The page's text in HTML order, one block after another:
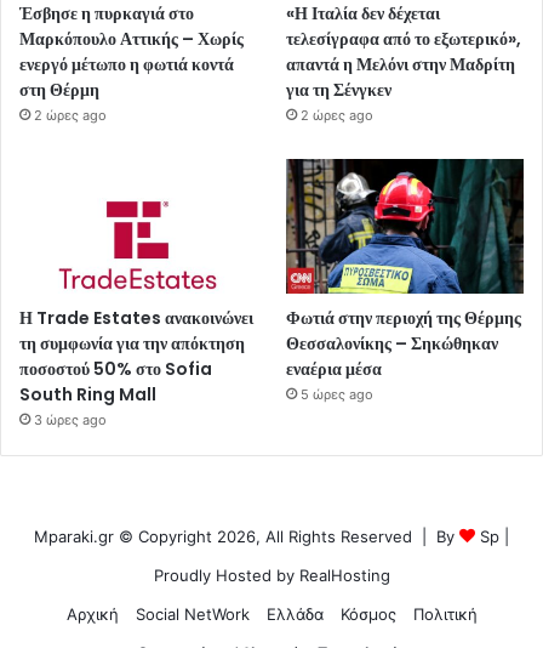
Έσβησε η πυρκαγιά στο
Μαρκόπουλο Αττικής – Χωρίς
ενεργό μέτωπο η φωτιά κοντά
στη Θέρμη
2 ώρες ago
«Η Ιταλία δεν δέχεται
τελεσίγραφα από το εξωτερικό»,
απαντά η Μελόνι στην Μαδρίτη
για τη Σένγκεν
2 ώρες ago
Η Trade Estates ανακοινώνει
τη συμφωνία για την απόκτηση
ποσοστού 50% στο Sofia
South Ring Mall
3 ώρες ago
Φωτιά στην περιοχή της Θέρμης
Θεσσαλονίκης – Σηκώθηκαν
εναέρια μέσα
5 ώρες ago
Mparaki.gr © Copyright 2026, All Rights Reserved | By Sp
Proudly Hosted by RealHosting
Αρχική
Social NetWork Ελλάδα Κόσμος
Πολιτική